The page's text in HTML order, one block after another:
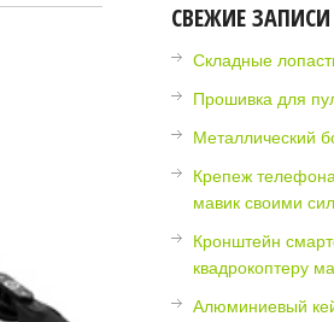
СВЕЖИЕ ЗАПИСИ
Складные
Прошивка для
Металлический
Крепеж
мавик своими
Кронштейн
квадрокоптеру
Алюминиевый